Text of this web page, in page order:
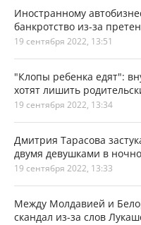
Иностранному
банкротство из-за
19 сентября 2022, 13:51
"Клопы ребенка едят":
хотят лишить
19 сентября 2022, 13:34
Дмитрия Тарасова
двумя девушками в
19 сентября 2022, 13:33
Между Молдавией и
скандал из-за слов